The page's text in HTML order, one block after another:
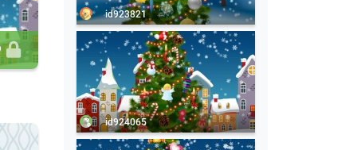
id923821
id924065